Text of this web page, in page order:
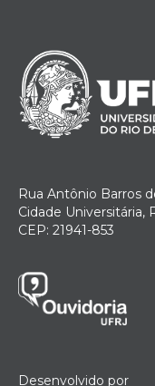
Rua Antônio Barros
Cidade Universitária,
CEP: 21941-853
Desenvolvido por